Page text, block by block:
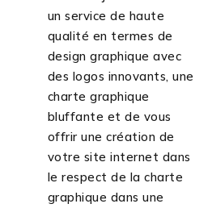
un service de haute
qualité en termes de
design graphique avec
des logos innovants, une
charte graphique
bluffante et de vous
offrir une création de
votre site internet dans
le respect de la charte
graphique dans une